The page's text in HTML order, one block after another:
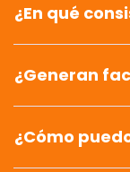
¿En qué
¿Generan
¿Cómo